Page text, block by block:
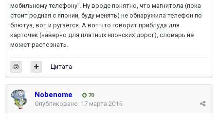
мобильному телефону". Ну вроде понятно, что магнитола (пока
стоит родная с японии, буду менять) не обнаружила телефон по
блютуз, вот и ругается. А вот что говорит приблуда для
карточек (наверно для платных японских дорог), словарь не
может распознать.
Цитата
Nobenome 70
Опубликовано: 17 марта 2015